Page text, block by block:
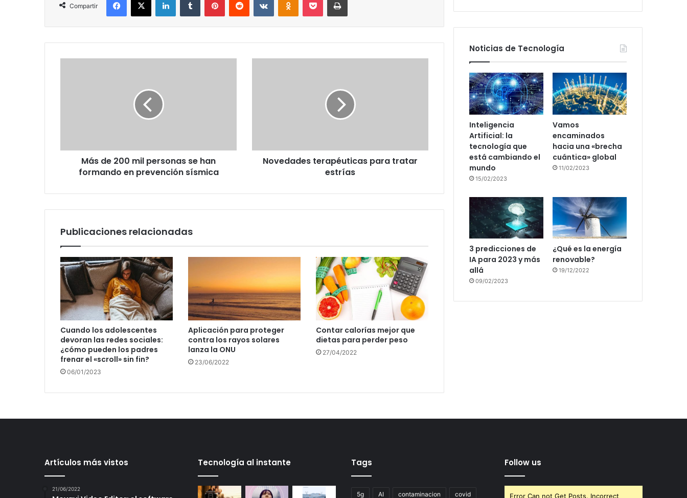
Compartir
en
prevención
sísmica
Más de 200 mil personas se han
formando en prevención sísmica
Novedades terapéuticas para tratar
estrías
Publicaciones relacionadas
Cuando los adolescentes
devoran las redes sociales:
¿cómo pueden los padres
frenar el «scroll» sin fin?
06/01/2023
Aplicación para proteger
contra los rayos solares
lanza la ONU
23/06/2022
Contar calorías mejor que
dietas para perder peso
27/04/2022
Noticias de Tecnología
Inteligencia
Artificial: la
tecnología que
está cambiando el
mundo
15/02/2023
Vamos
encaminados
hacia una «brecha
cuántica» global
11/02/2023
3 predicciones de
IA para 2023 y más
allá
09/02/2023
¿Qué es la energía
renovable?
19/12/2022
Artículos más vistos
21/06/2022
Tecnología al instante Tags
5g AI contaminacion covid
Follow us
Error Can not Get Posts, Incorrect